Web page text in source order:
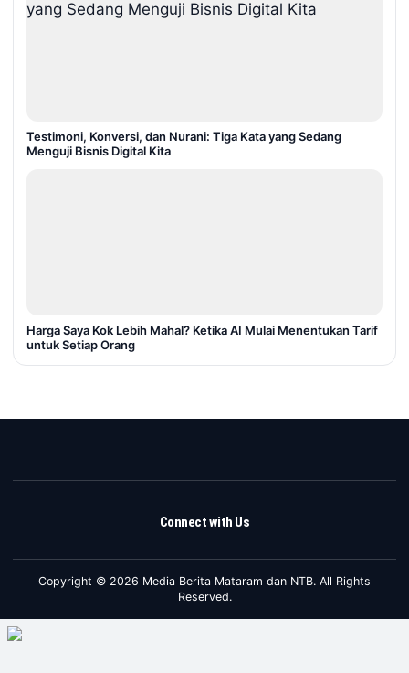
Testimoni, Konversi, dan Nurani: Tiga Kata yang Sedang
Menguji Bisnis Digital Kita
Harga Saya Kok Lebih Mahal? Ketika AI Mulai Menentukan Tarif
untuk Setiap Orang
Connect with Us
Copyright © 2026 Media Berita Mataram dan NTB. All Rights
Reserved.